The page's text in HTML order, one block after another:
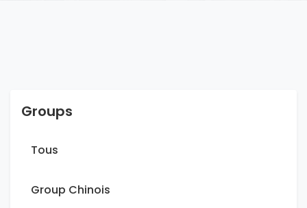
Groups
Tous
Group Chinois